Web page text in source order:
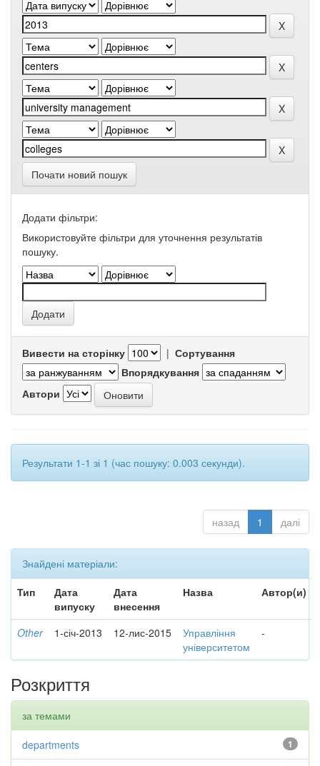
Почати новий пошук
Додати фільтри:
Використовуйте фільтри для уточнення результатів
пошуку.
Вивести на сторінку | Сортування
Впорядкування
Автори
Результати 1-1 зі 1 (час пошуку: 0.003 секунди).
назад 1 далі
Знайдені матеріали:
Тип
Дата
випуску
Дата
внесення
Назва Автор(и)
Other 1-січ-2013 12-лис-2015
Управління
університетом
-
Розкриття
за темами
1
departments